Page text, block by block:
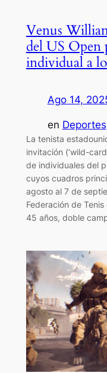
Venus
del US Open
individual a
Ago 14,
en Deportes
La tenista
invitación (‘wild-
de individuales del
cuyos cuadros
agosto al 7 de
Federación de
45 años, doble